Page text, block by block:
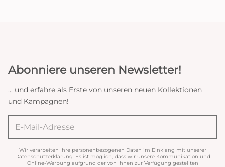
Abonniere unseren Newsletter!
... und erfahre als Erste von unseren neuen Kollektionen
und Kampagnen!
Wir verarbeiten Ihre personenbezogenen Daten im Einklang mit unserer
Datenschutzerklärung. Es ist möglich, dass wir unsere Kommunikation und
Online-Werbung aufgrund der von Ihnen zur Verfügung gestellten